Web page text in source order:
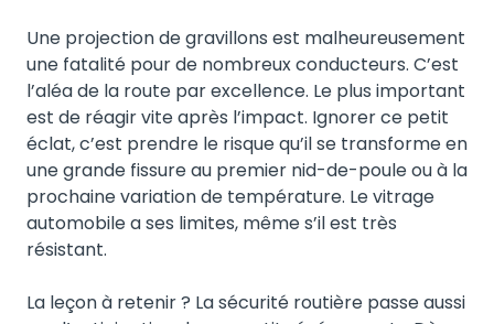
Une projection de gravillons est malheureusement
une fatalité pour de nombreux conducteurs. C’est
l’aléa de la route par excellence. Le plus important
est de réagir vite après l’impact. Ignorer ce petit
éclat, c’est prendre le risque qu’il se transforme en
une grande fissure au premier nid-de-poule ou à la
prochaine variation de température. Le vitrage
automobile a ses limites, même s’il est très
résistant.
La leçon à retenir ? La sécurité routière passe aussi